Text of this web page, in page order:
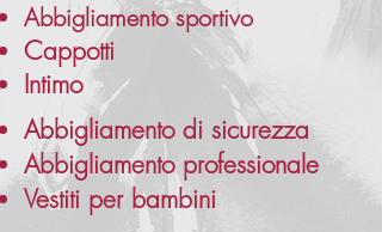
Abbigliamento sportivo
Cappotti
Intimo
Abbigliamento di sicurezza
Abbigliamento professionale
Vestiti per bambini